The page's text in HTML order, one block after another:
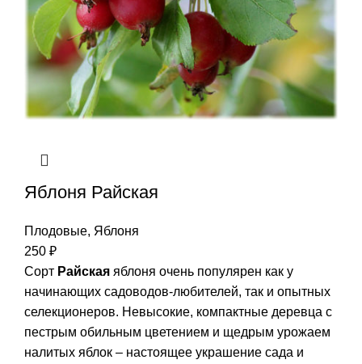
Яблоня Райская
Плодовые, Яблоня
250 ₽
Сорт Райская яблоня очень популярен как у
начинающих садоводов-любителей, так и опытных
селекционеров. Невысокие, компактные деревца с
пестрым обильным цветением и щедрым урожаем
налитых яблок – настоящее украшение сада и